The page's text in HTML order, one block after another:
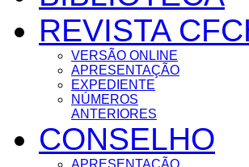
REVISTA
VERSÃO ONLINE
APRESENTAÇÃO
EXPEDIENTE
NÚMEROS
ANTERIORES
CONSELHO
APRESENTAÇÃO